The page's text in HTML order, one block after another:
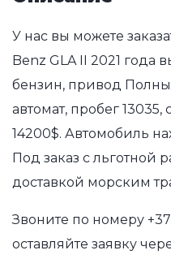
У нас вы можете
Benz GLA II 2021 года
бензин, привод
автомат, пробег
14200$. Автомобиль
Под заказ с льготной
доставкой морским
Звоните по номеру
оставляйте заявку